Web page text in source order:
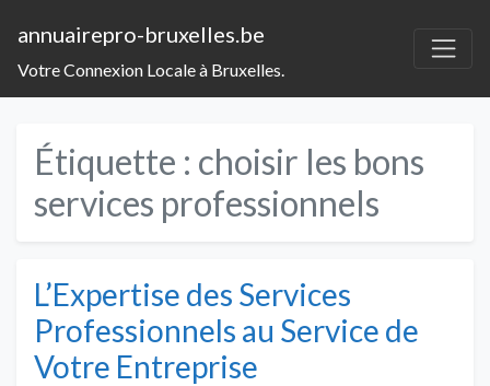
annuairepro-bruxelles.be
Votre Connexion Locale à Bruxelles.
Étiquette : choisir les bons
services professionnels
L’Expertise des Services
Professionnels au Service de
Votre Entreprise